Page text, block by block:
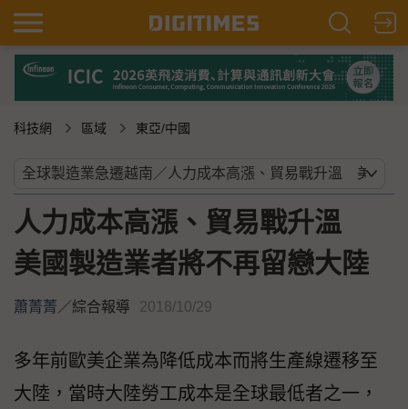
科技網 區域 東亞/中國
人力成本高漲、貿易戰升溫
美國製造業者將不再留戀大陸
蕭菁菁／綜合報導 2018/10/29
多年前歐美企業為降低成本而將生產線遷移至
大陸，當時大陸勞工成本是全球最低者之一，